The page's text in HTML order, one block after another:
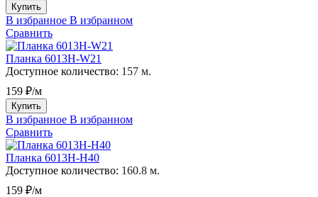
Купить
В избранное В избранном
Сравнить
Планка 6013H-W21
Доступное количество: 157 м.
159 ₽/м
Купить
В избранное В избранном
Сравнить
Планка 6013H-H40
Доступное количество: 160.8 м.
159 ₽/м